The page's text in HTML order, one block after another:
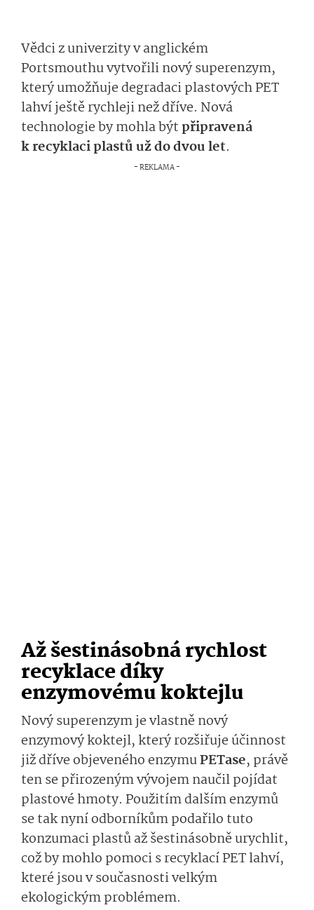
Vědci z univerzity v anglickém
Portsmouthu vytvořili nový superenzym,
který umožňuje degradaci plastových PET
lahví ještě rychleji než dříve. Nová
technologie by mohla býtpřipravená
k recyklaci plastů už do dvou let.
Až šestinásobná rychlost
recyklace díky
enzymovému koktejlu
Nový superenzym je vlastně nový
enzymový koktejl, který rozšiřuje účinnost
již dříve objeveného enzymuPETase, právě
ten se přirozeným vývojem naučil pojídat
plastové hmoty. Použitím dalším enzymů
se tak nyní odborníkům podařilo tuto
konzumaci plastů až šestinásobně urychlit,
což by mohlo pomoci s recyklací PET lahví,
které jsou v současnosti velkým
ekologickým problémem.